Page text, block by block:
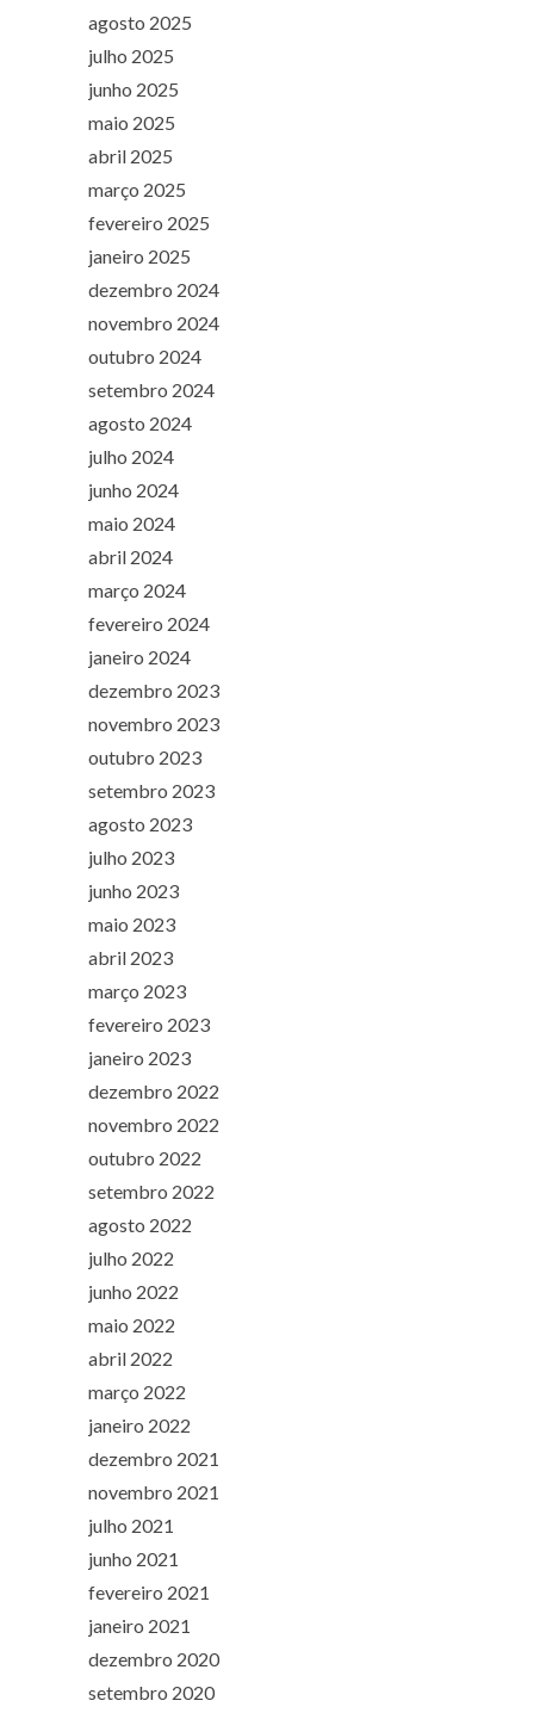
agosto 2025
julho 2025
junho 2025
maio 2025
abril 2025
março 2025
fevereiro 2025
janeiro 2025
dezembro 2024
novembro 2024
outubro 2024
setembro 2024
agosto 2024
julho 2024
junho 2024
maio 2024
abril 2024
março 2024
fevereiro 2024
janeiro 2024
dezembro 2023
novembro 2023
outubro 2023
setembro 2023
agosto 2023
julho 2023
junho 2023
maio 2023
abril 2023
março 2023
fevereiro 2023
janeiro 2023
dezembro 2022
novembro 2022
outubro 2022
setembro 2022
agosto 2022
julho 2022
junho 2022
maio 2022
abril 2022
março 2022
janeiro 2022
dezembro 2021
novembro 2021
julho 2021
junho 2021
fevereiro 2021
janeiro 2021
dezembro 2020
setembro 2020